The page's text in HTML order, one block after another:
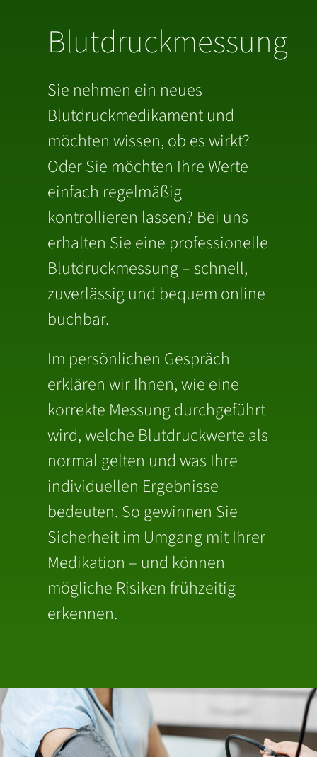
Blutdruckmessung
Sie nehmen ein neues
Blutdruckmedikament und
möchten wissen, ob es wirkt?
Oder Sie möchten Ihre Werte
einfach regelmäßig
kontrollieren lassen? Bei uns
erhalten Sie eine professionelle
Blutdruckmessung – schnell,
zuverlässig und bequem online
buchbar.
Im persönlichen Gespräch
erklären wir Ihnen, wie eine
korrekte Messung durchgeführt
wird, welche Blutdruckwerte als
normal gelten und was Ihre
individuellen Ergebnisse
bedeuten. So gewinnen Sie
Sicherheit im Umgang mit Ihrer
Medikation – und können
mögliche Risiken frühzeitig
erkennen.